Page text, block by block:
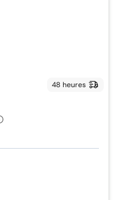
48 heures